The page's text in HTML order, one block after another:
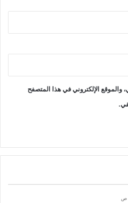
والموقع الإلكتروني في هذا المتصفح